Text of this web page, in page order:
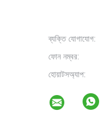
ব্যক্তি যোগাযোগ:
ফোন নম্বর:
হোয়াটসঅ্যাপ: